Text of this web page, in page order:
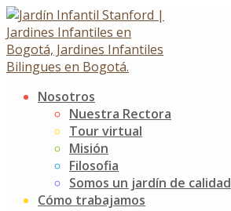
Skip
to
content
Nosotros
Nuestra Rectora
Tour virtual
Misión
Filosofia
Somos un jardín de calidad
Cómo trabajamos
Cierre de semana
Cierre de semana
1 febrero, 2019